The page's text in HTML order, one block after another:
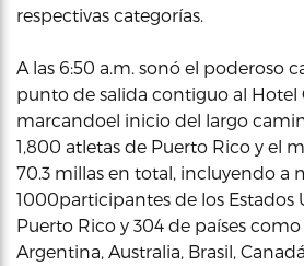
respectivas categorías.
A las 6:50 a.m. sonó el poderoso
punto de salida contiguo al Hotel
marcandoel inicio del largo
1,800 atletas de Puerto Rico y el
70.3 millas en total, incluyendo a
1000participantes de los Estados
Puerto Rico y 304 de países
Argentina, Australia, Brasil,